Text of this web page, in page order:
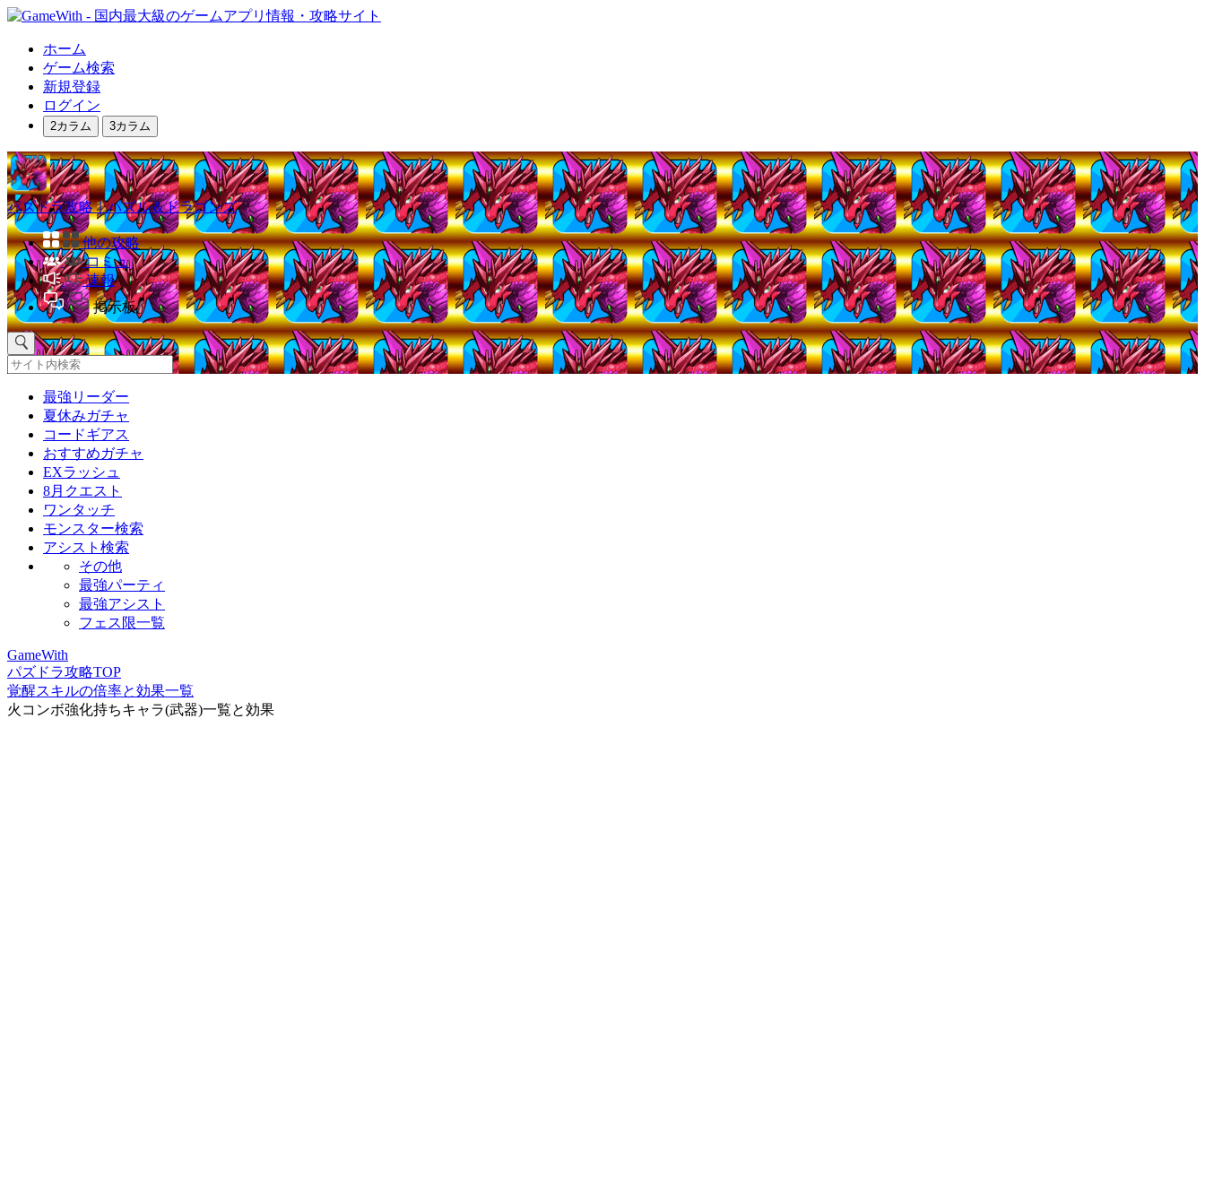
ホーム
ゲーム検索
新規登録
ログイン
2カラム 3カラム
パズドラ攻略｜パズル＆ドラゴンズ
他の攻略
コミュ
速報
掲示板
最強リーダー
夏休みガチャ
コードギアス
おすすめガチャ
EXラッシュ
8月クエスト
ワンタッチ
モンスター検索
アシスト検索
その他
最強パーティ
最強アシスト
フェス限一覧
GameWith
パズドラ攻略TOP
覚醒スキルの倍率と効果一覧
火コンボ強化持ちキャラ(武器)一覧と効果